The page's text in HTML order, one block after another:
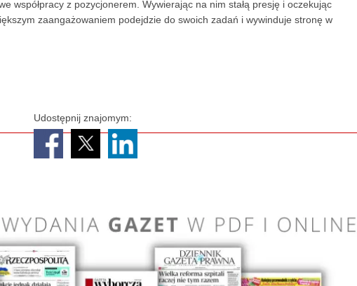
współpracy z pozycjonerem. Wywierając na nim stałą presję i oczekując
zaangażowaniem podejdzie do swoich zadań i wywinduje stronę w
Udostępnij znajomym: